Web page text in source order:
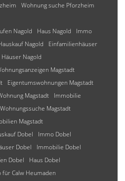
Wohnung suche Pforzheim
Nagold Haus Nagold
Immo
Nagold
Einfamilienhäuser
Häuser Nagold
Magstadt
Eigentumswohnungen Magstadt
Magstadt
Immobilie
Wohnungssuche Magstadt
Magstadt
Dobel
Immo Dobel
Dobel
Immobilie Dobel
Dobel
Haus Dobel
für Calw Heumaden